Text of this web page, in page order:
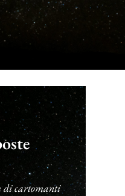
di cartomanti